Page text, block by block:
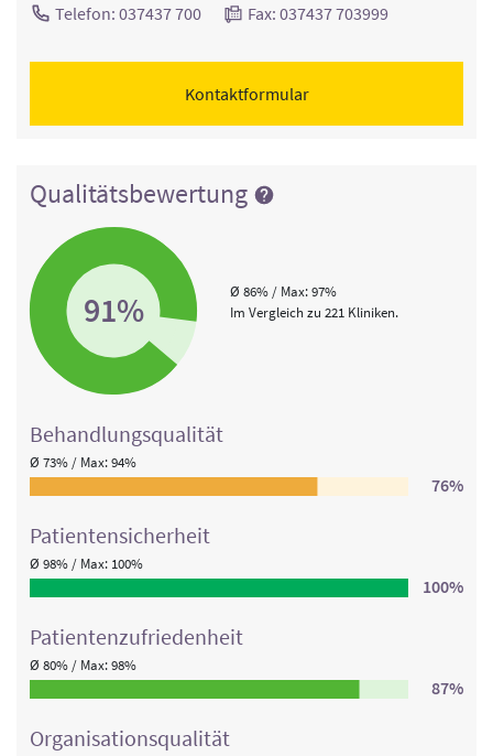
Telefon: 037437 700 Fax: 037437 703999
Kontaktformular
Qualitätsbewertung
91%
Ø 86% / Max: 97%
Im Vergleich zu 221 Kliniken.
Behandlungs­qualität
Ø 73% / Max: 94%
76%
Patienten­sicherheit
Ø 98% / Max: 100%
100%
Patienten­zufriedenheit
Ø 80% / Max: 98%
87%
Organisations­qualität